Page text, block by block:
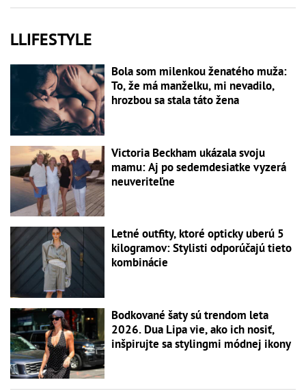
LLIFESTYLE
Bola som milenkou ženatého muža:
To, že má manželku, mi nevadilo,
hrozbou sa stala táto žena
Victoria Beckham ukázala svoju
mamu: Aj po sedemdesiatke vyzerá
neuveriteľne
Letné outfity, ktoré opticky uberú 5
kilogramov: Stylisti odporúčajú tieto
kombinácie
Bodkované šaty sú trendom leta
2026. Dua Lipa vie, ako ich nosiť,
inšpirujte sa stylingmi módnej ikony